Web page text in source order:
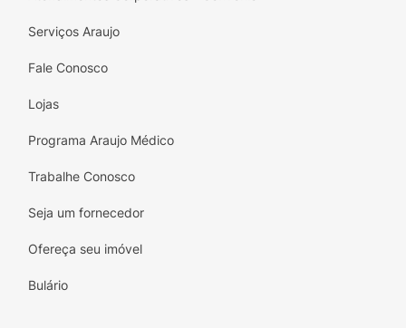
Serviços Araujo
Fale Conosco
Lojas
Programa Araujo Médico
Trabalhe Conosco
Seja um fornecedor
Ofereça seu imóvel
Bulário